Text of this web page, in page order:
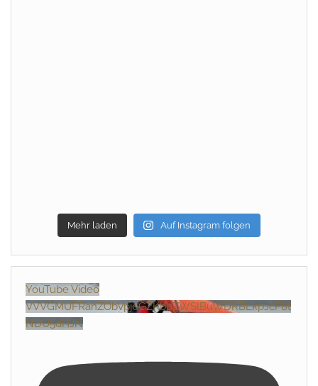
Mehr laden Auf Instagram folgen
YouTube Video
VVVGMUFRanZObVpjeGZKb0ZWSlBuWDRBLkpJcF8t
NDU5dHJN